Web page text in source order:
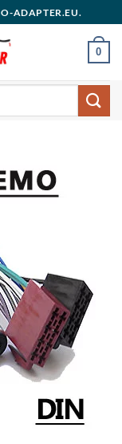
ADAPTER.EU.
0